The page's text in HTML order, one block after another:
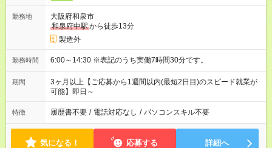
勤務地
大阪府和泉市
和泉府中駅から徒歩13分
製造外
勤務時間 6:00～14:30 ※表記のうち実働7時間30分です。
期間
3ヶ月以上【ご応募から1週間以内(最短2日目)のスピード就業が
可能】即日～
特徴 履歴書不要 / 電話対応なし / パソコンスキル不要
気になる！ 応募する 詳細へ